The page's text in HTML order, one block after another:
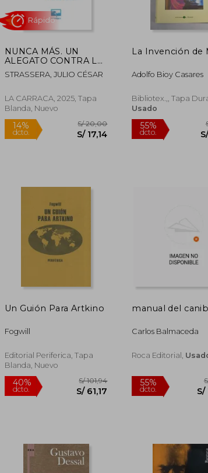
40%
dcto.
55%
dcto.
NUNCA MÁS. UN
ALEGATO CONTRA LA
BARBARIE
STRASSERA, JULIO CÉSAR
LA CARRACA, 2025, Tapa
Blanda, Nuevo
dcto. S/ 17,14
La Invención de
Adolfo Bioy Casares
Bibliotex.,, Tapa
Usado
dcto.
Un Guión Para Artkino
Fogwill
Editorial Periferica, Tapa
Blanda, Nuevo
manual del
Carlos Balmaceda
Roca Editorial,